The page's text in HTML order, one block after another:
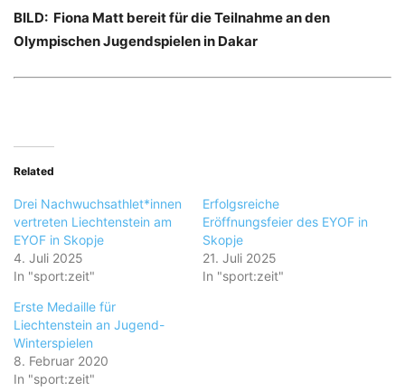
BILD: Fiona Matt bereit für die Teilnahme an den
Olympischen Jugendspielen in Dakar
Related
Drei Nachwuchsathlet*innen
vertreten Liechtenstein am
EYOF in Skopje
4. Juli 2025
In "sport:zeit"
Erfolgsreiche
Eröffnungsfeier des EYOF in
Skopje
21. Juli 2025
In "sport:zeit"
Erste Medaille für
Liechtenstein an Jugend-
Winterspielen
8. Februar 2020
In "sport:zeit"